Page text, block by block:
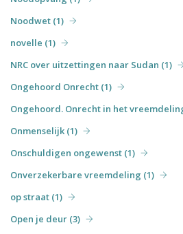
Noodwet (1)
novelle (1)
NRC over uitzettingen naar Sudan (1)
Ongehoord Onrecht (1)
Ongehoord. Onrecht in het
Onmenselijk (1)
Onschuldigen ongewenst (1)
Onverzekerbare vreemdeling (1)
op straat (1)
Open je deur (3)